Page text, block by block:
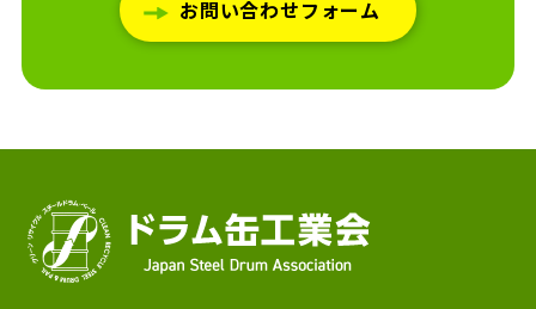
お問い合わせフォーム